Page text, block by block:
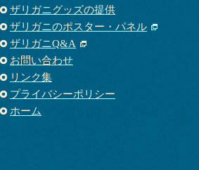
ザリガニグッズの提供
ザリガニのポスター・パネル
ザリガニQ&A
お問い合わせ
リンク集
プライバシーポリシー
ホーム